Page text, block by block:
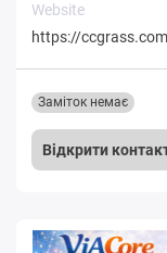
Website
https://
Відкрити
Заміток немає